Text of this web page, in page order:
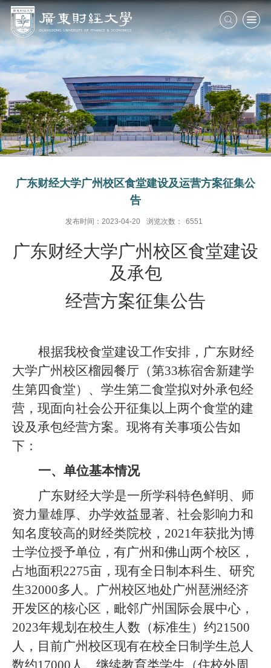
广东财经大学广州校区食堂建设及运营方案征集公
告
发布时间：2023-04-20 浏览次数： 6551
广东财经大学广州校区食堂建设
及承包
经营方案征集公告
根据我校食堂建设工作安排，广东财经
大学广州校区榴园餐厅（第33栋宿舍新建学
生第四食堂）、学生第二食堂拟对外承包经
营，现面向社会公开征集以上两个食堂的建
设及承包经营方案。现将有关事项公告如
下：
一、单位基本情况
广东财经大学是一所学科特色鲜明、师
资力量雄厚、办学效益显著、社会影响力和
知名度较高的财经类院校， 2021年获批为博
士学位授予单位，有广州和佛山两个校区，
占地面积2275亩，现有全日制本科生、研究
生32000多人。广州校区地处广州琶洲经济
开发区的核心区，毗邻广州国际会展中心，
2023年规划在校生人数（标准生）约21500
人，目前广州校区现有在校全日制学生总人
数约17000人、继续教育类学生（住校外周